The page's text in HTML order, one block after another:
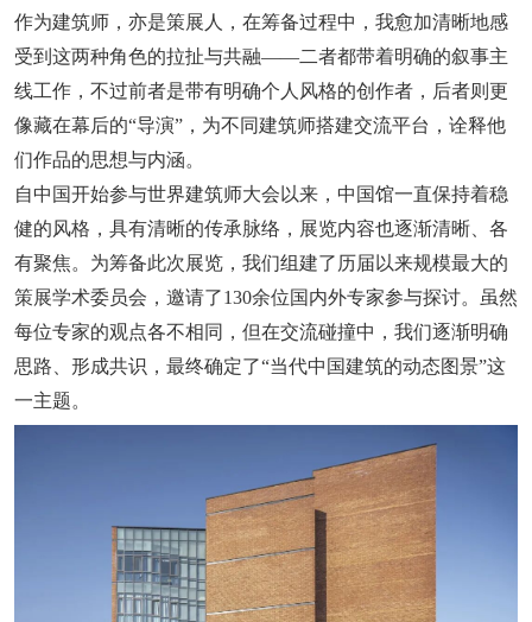
作为建筑师，亦是策展人，在筹备过程中，我愈加清晰地感
受到这两种角色的拉扯与共融——二者都带着明确的叙事主
线工作，不过前者是带有明确个人风格的创作者，后者则更
像藏在幕后的“导演”，为不同建筑师搭建交流平台，诠释他
们作品的思想与内涵。
自中国开始参与世界建筑师大会以来，中国馆一直保持着稳
健的风格，具有清晰的传承脉络，展览内容也逐渐清晰、各
有聚焦。为筹备此次展览，我们组建了历届以来规模最大的
策展学术委员会，邀请了130余位国内外专家参与探讨。虽然
每位专家的观点各不相同，但在交流碰撞中，我们逐渐明确
思路、形成共识，最终确定了“当代中国建筑的动态图景”这
一主题。